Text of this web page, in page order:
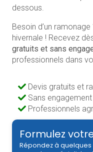
dessous.
Besoin d’un
hivernale ! Recevez
gratuits et sans
professionnels dans
Devis gratuits et
Sans
Professionnels
Formulez
Répondez à